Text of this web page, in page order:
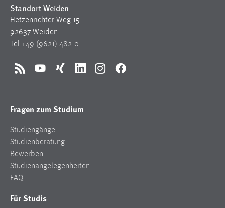
Standort Weiden
Hetzenrichter Weg 15
92637 Weiden
Tel +49 (9621) 482-0
RSS YouTubeXing LinkedInInstagramFacebook
Fragen zum Studium
Studiengänge
Studienberatung
Bewerben
Studienangelegenheiten
FAQ
Für Studis
_gcl_au
Anbieter:
Google Ireland Limited
Conversion-Tracking
Name:
_fbp
Anbieter:
Zweck: